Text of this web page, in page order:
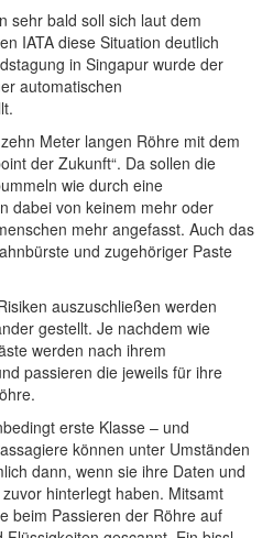
sehr bald soll sich laut dem
IATA diese Situation deutlich
in Singapur wurde der
automatischen
Meter langen Röhre mit dem
der Zukunft“. Da sollen die
wie durch eine
dabei von keinem mehr oder
mehr angefasst. Auch das
und zugehöriger Paste
auszuschließen werden
gestellt. Je nachdem wie
werden nach ihrem
passieren die jeweils für ihre
erste Klasse – und
können unter Umständen
dann, wenn sie ihre Daten und
hinterlegt haben. Mitsamt
beim Passieren der Röhre auf